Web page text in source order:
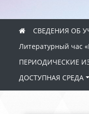
СВЕДЕНИЯ ОБ
Литературный час
ПЕРИОДИЧЕСКИЕ
ДОСТУПНАЯ СРЕДА